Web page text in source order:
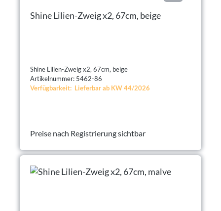
Shine Lilien-Zweig x2, 67cm, beige
Shine Lilien-Zweig x2, 67cm, beige
Artikelnummer: 5462-86
Verfügbarkeit: Lieferbar ab KW 44/2026
Preise nach Registrierung sichtbar